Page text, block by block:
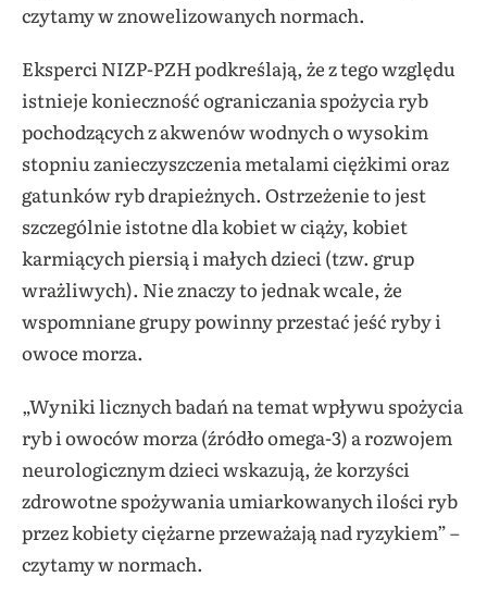
czytamy w znowelizowanych normach.
Eksperci NIZP-PZH podkreślają, że z tego względu
istnieje konieczność ograniczania spożycia ryb
pochodzących z akwenów wodnych o wysokim
stopniu zanieczyszczenia metalami ciężkimi oraz
gatunków ryb drapieżnych. Ostrzeżenie to jest
szczególnie istotne dla kobiet w ciąży, kobiet
karmiących piersią i małych dzieci (tzw. grup
wrażliwych). Nie znaczy to jednak wcale, że
wspomniane grupy powinny przestać jeść ryby i
owoce morza.
„Wyniki licznych badań na temat wpływu spożycia
ryb i owoców morza (źródło omega-3) a rozwojem
neurologicznym dzieci wskazują, że korzyści
zdrowotne spożywania umiarkowanych ilości ryb
przez kobiety ciężarne przeważają nad ryzykiem” –
czytamy w normach.